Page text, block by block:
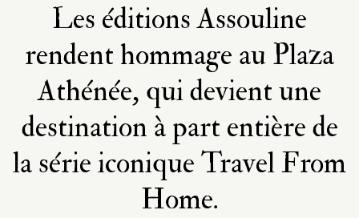
Les éditions Assouline
rendent hommage au Plaza
Athénée, qui devient une
destination à part entière de
la série iconique Travel From
Home.